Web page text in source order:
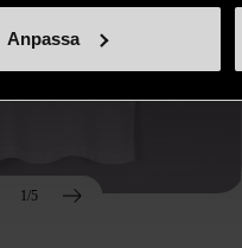
Anpassa
1/5